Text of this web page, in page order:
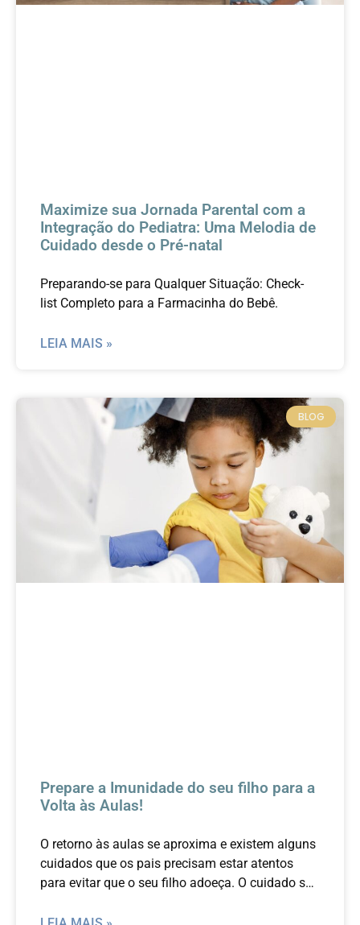
Maximize sua Jornada Parental com a
Integração do Pediatra: Uma Melodia de
Cuidado desde o Pré-natal
Preparando-se para Qualquer Situação: Check-
list Completo para a Farmacinha do Bebê.
LEIA MAIS »
BLOG
Prepare a Imunidade do seu filho para a
Volta às Aulas!
O retorno às aulas se aproxima e existem alguns
cuidados que os pais precisam estar atentos
para evitar que o seu filho adoeça. O cuidado se